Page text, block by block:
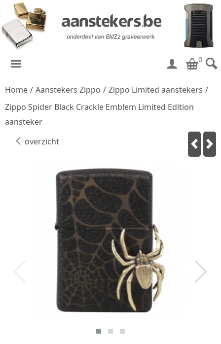
0
Home / Aanstekers Zippo / Zippo Limited aanstekers /
Zippo Spider Black Crackle Emblem Limited Edition
aansteker
overzicht